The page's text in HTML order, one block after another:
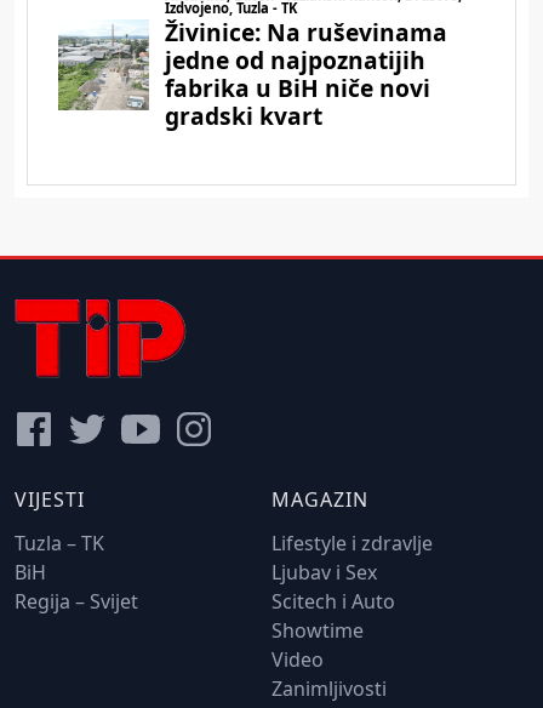
VIJESTI
Tuzla – TK
BiH
Regija – Svijet
MAGAZIN
Lifestyle i zdravlje
Ljubav i Sex
Scitech i Auto
Showtime
Video
Zanimljivosti